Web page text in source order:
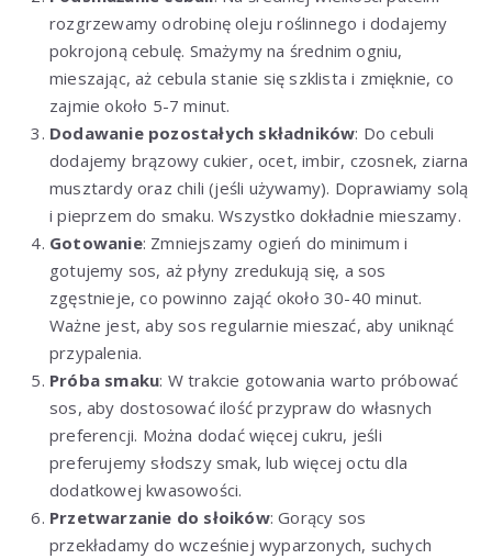
rozgrzewamy odrobinę oleju roślinnego i dodajemy
pokrojoną cebulę. Smażymy na średnim ogniu,
mieszając, aż cebula stanie się szklista i zmięknie, co
zajmie około 5-7 minut.
Dodawanie pozostałych składników: Do cebuli
dodajemy brązowy cukier, ocet, imbir, czosnek, ziarna
musztardy oraz chili (jeśli używamy). Doprawiamy solą
i pieprzem do smaku. Wszystko dokładnie mieszamy.
Gotowanie: Zmniejszamy ogień do minimum i
gotujemy sos, aż płyny zredukują się, a sos
zgęstnieje, co powinno zająć około 30-40 minut.
Ważne jest, aby sos regularnie mieszać, aby uniknąć
przypalenia.
Próba smaku: W trakcie gotowania warto próbować
sos, aby dostosować ilość przypraw do własnych
preferencji. Można dodać więcej cukru, jeśli
preferujemy słodszy smak, lub więcej octu dla
dodatkowej kwasowości.
Przetwarzanie do słoików: Gorący sos
przekładamy do wcześniej wyparzonych, suchych